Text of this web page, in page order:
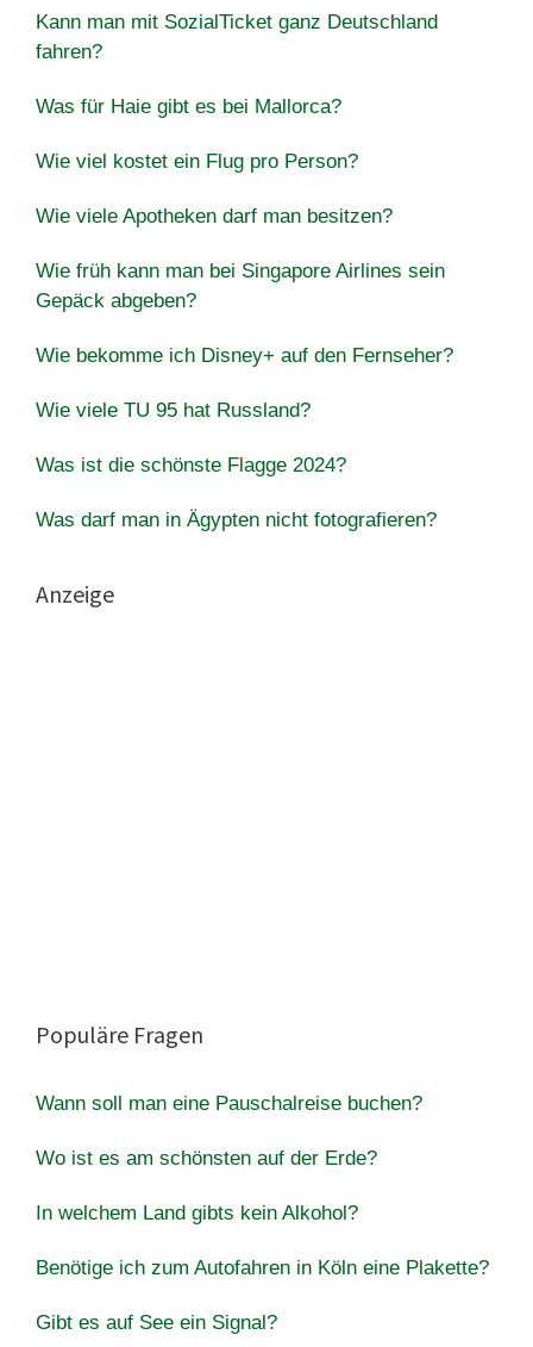
Kann man mit SozialTicket ganz Deutschland
fahren?
Was für Haie gibt es bei Mallorca?
Wie viel kostet ein Flug pro Person?
Wie viele Apotheken darf man besitzen?
Wie früh kann man bei Singapore Airlines sein
Gepäck abgeben?
Wie bekomme ich Disney+ auf den Fernseher?
Wie viele TU 95 hat Russland?
Was ist die schönste Flagge 2024?
Was darf man in Ägypten nicht fotografieren?
Anzeige
Populäre Fragen
Wann soll man eine Pauschalreise buchen?
Wo ist es am schönsten auf der Erde?
In welchem Land gibts kein Alkohol?
Benötige ich zum Autofahren in Köln eine Plakette?
Gibt es auf See ein Signal?